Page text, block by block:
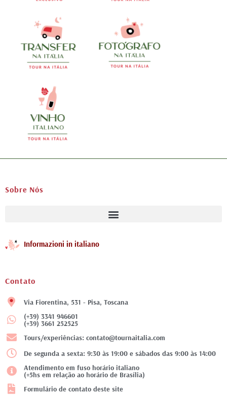
Sobre Nós
Informazioni in italiano
Contato
Via Fiorentina, 531 - Pisa, Toscana
(+39) 3341 946601
(+39) 3661 252525
Tours/experiências: contato@tournaitalia.com
De segunda a sexta: 9:30 às 19:00 e sábados das 9:00 às 14:00
Atendimento em fuso horário italiano
(+5hs em relação ao horário de Brasília)
Formulário de contato deste site